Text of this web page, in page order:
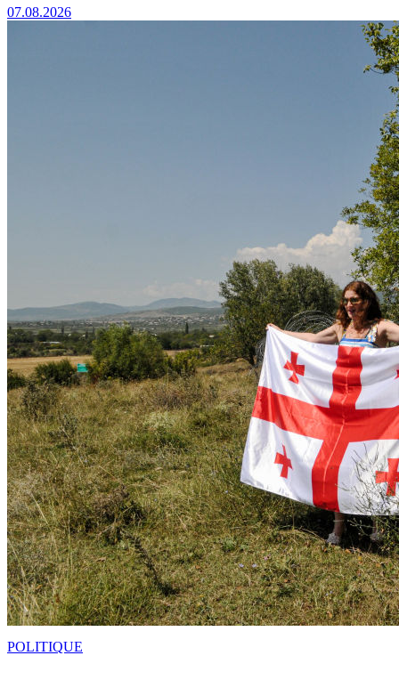
07.08.2026
POLITIQUE